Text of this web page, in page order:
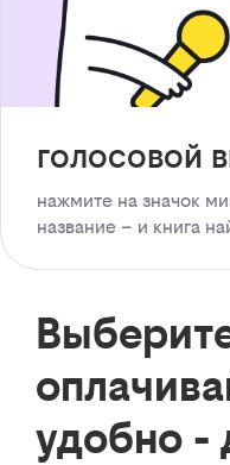
голосовой
нажмите на значок
название – и книга
удобно -